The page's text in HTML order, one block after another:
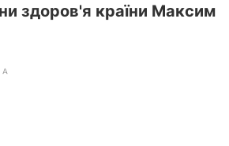
здоров'я країни Максим